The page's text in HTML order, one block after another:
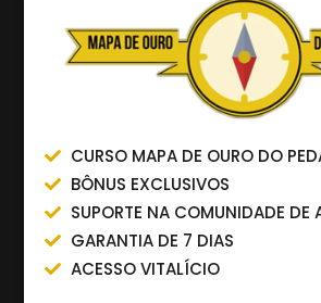
CURSO MAPA DE OURO DO
BÔNUS EXCLUSIVOS
SUPORTE NA COMUNIDADE DE
GARANTIA DE 7 DIAS
ACESSO VITALÍCIO